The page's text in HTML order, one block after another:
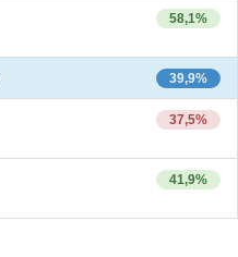
58,1%
39,9%
37,5%
41,9%